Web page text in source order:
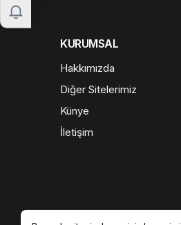
KURUMSAL
Hakkımızda
Diğer Sitelerimiz
Künye
İletişim